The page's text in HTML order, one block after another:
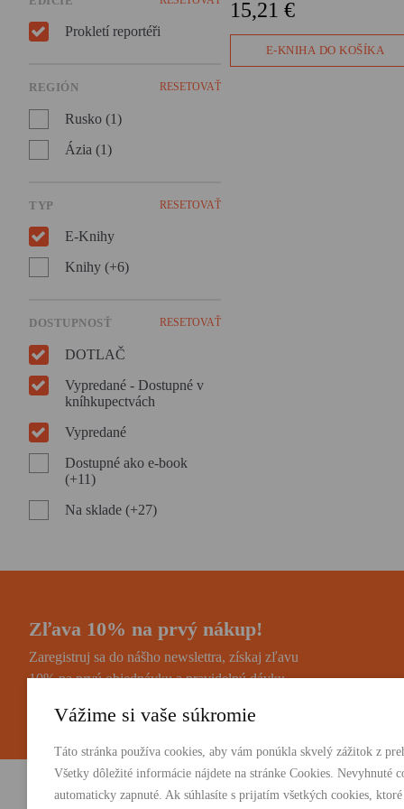
Prokletí reportéři
REGIÓN RESETOVAŤ
Rusko (1)
Ázia (1)
TYP RESETOVAŤ
E-Knihy
Knihy (+6)
DOSTUPNOSŤ RESETOVAŤ
DOTLAČ
Vypredané - Dostupné v
kníhkupectvách
Vypredané
Dostupné ako e-book
(+11)
Na sklade (+27)
reportérka Åsne Seierstad.
terorismem, ale o jedné
15,21 €
E-KNIHA DO KOŠÍKA
Zľava 10% na prvý nákup!
Zaregistruj sa do nášho newslettra, získaj zľavu
10% na prvú objednávku a pravidelnú dávku
Vážime si vaše súkromie
Táto stránka používa cookies, aby vám ponúkla skvelý zážitok z
Všetky dôležité informácie nájdete na stránke Cookies. Nevyhnuté
automaticky zapnuté. Ak súhlasíte s prijatím všetkých cookies, ktoré